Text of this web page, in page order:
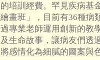
的培訓經費。罕見疾病基
繪畫班」，目前有36種病
過專業老師運用創新的教
及生命故事，讓病友們透
將感情化為細膩的圖案與